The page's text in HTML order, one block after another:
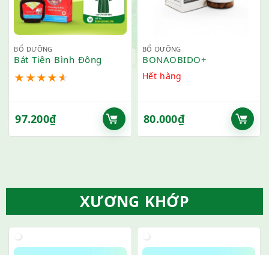
BỔ DƯỠNG
Bát Tiên Bình Đông
★ ★★★★
97.200₫
BỔ DƯỠNG
BONAOBIDO+
Hết hàng
80.000₫
XƯƠNG KHỚP